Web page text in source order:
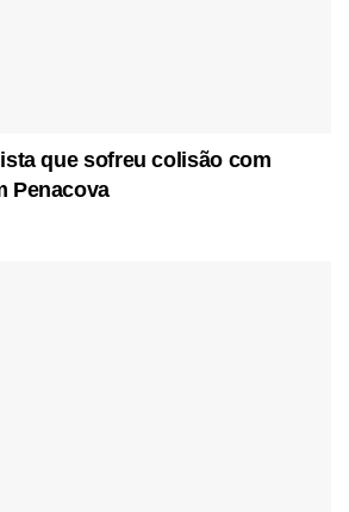
que sofreu colisão com
Penacova